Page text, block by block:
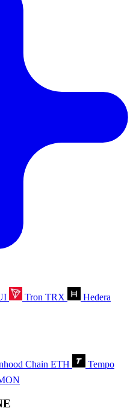
Tron TRX
Hedera
Chain ETH
Tempo